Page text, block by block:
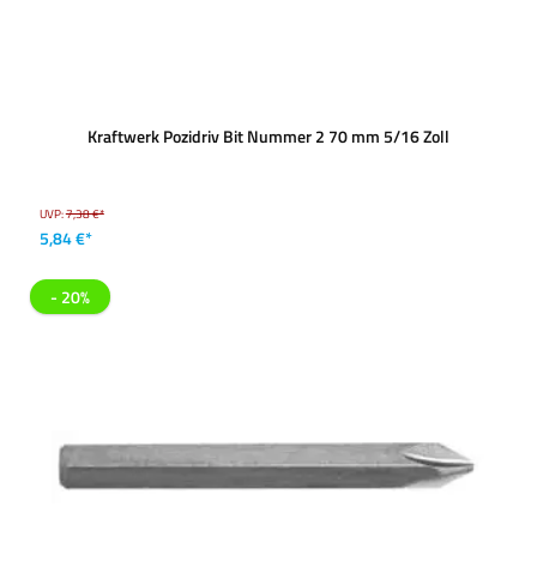
Kraftwerk Pozidriv Bit Nummer 2 70 mm 5/16 Zoll
UVP:7,38 €*
5,84 €*
- 20%